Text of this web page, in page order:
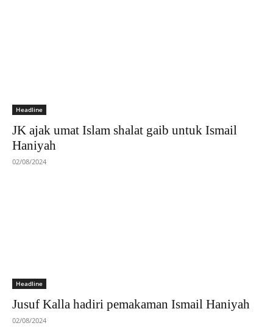
Headline
JK ajak umat Islam shalat gaib untuk Ismail
Haniyah
02/08/2024
Headline
Jusuf Kalla hadiri pemakaman Ismail Haniyah
02/08/2024